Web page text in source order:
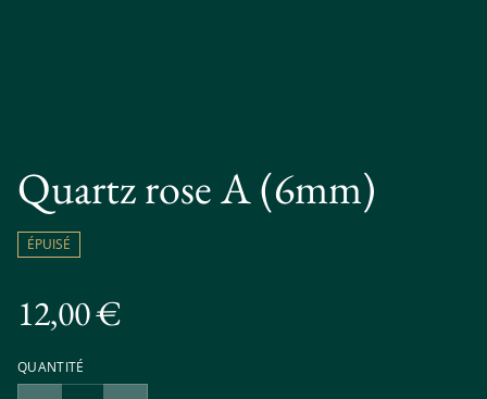
Quartz rose A (6mm)
ÉPUISÉ
12,00 €
QUANTITÉ